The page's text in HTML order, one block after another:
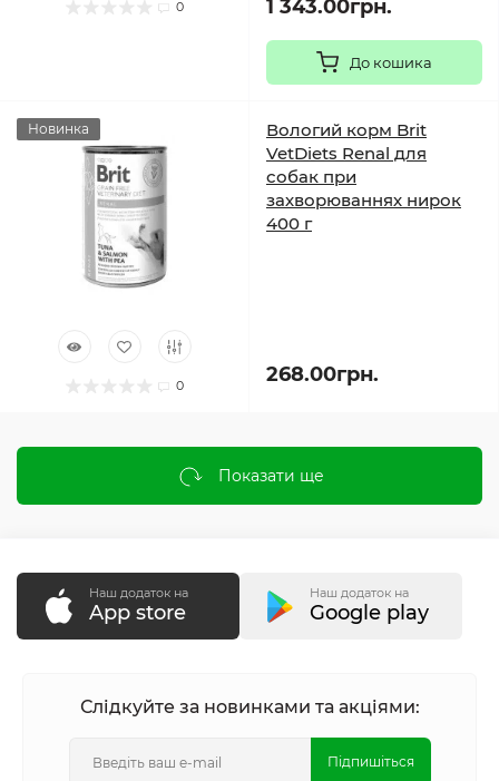
0 1 343.00грн.
До кошика
Новинка
0
Вологий корм Brit
VetDiets Renal для
собак при
захворюваннях нирок
400 г
268.00грн.
Показати ще
Наш додаток на
App store
Наш додаток на
Google play
Слідкуйте за новинками та акціями:
Підпишіться